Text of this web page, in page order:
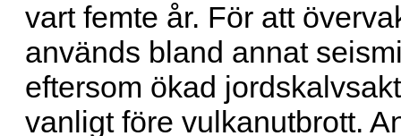
vart femte år. För att
används bland annat
eftersom ökad
vanligt före vulkanutbrott.